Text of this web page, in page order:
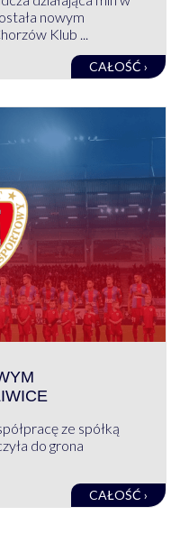
nowym
Klub ...
CAŁOŚĆ ›
ze spółką
do grona
CAŁOŚĆ ›